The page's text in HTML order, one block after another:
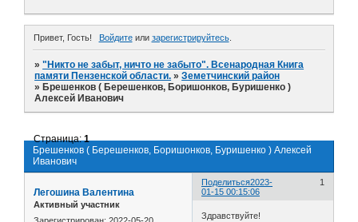
Привет, Гость! Войдитеили зарегистрируйтесь.
»"Никто не забыт, ничто не забыто". Всенародная Книга
памяти Пензенской области. »Земетчинский район
» Брешенков ( Берешенков, Боришонков, Буришенко )
Алексей Иванович
Брешенков ( Берешенков, Боришонков, Буришенко ) Алексей
Иванович
Страница:1
Поделиться 1
2023-
01-15 00:15:06
Легошина Валентина
Активный участник
Здравствуйте!